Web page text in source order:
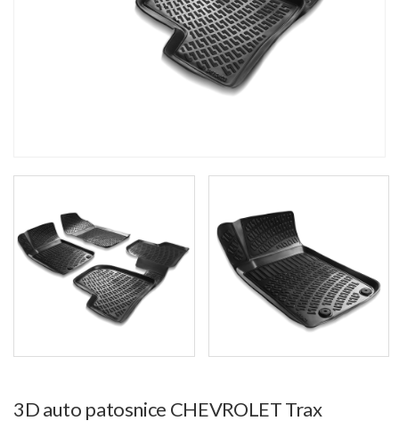
3D auto patosnice CHEVROLET Trax